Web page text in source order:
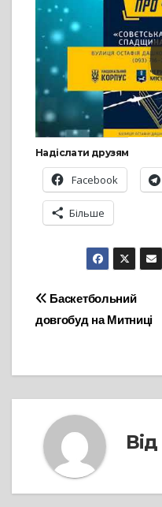
Надіслати друзям
Facebook
Більше
Навігація
записів
Баскетбольний
довгобуд на Митниці
Від